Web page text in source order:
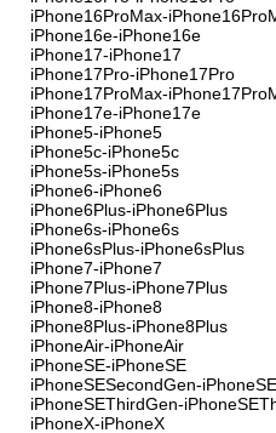
iPhone16ProMax-
iPhone16e-iPhone16e
iPhone17-iPhone17
iPhone17Pro-iPhone17Pro
iPhone17ProMax-
iPhone17e-iPhone17e
iPhone5-iPhone5
iPhone5c-iPhone5c
iPhone5s-iPhone5s
iPhone6-iPhone6
iPhone6Plus-iPhone6Plus
iPhone6s-iPhone6s
iPhone6sPlus-iPhone6sPlus
iPhone7-iPhone7
iPhone7Plus-iPhone7Plus
iPhone8-iPhone8
iPhone8Plus-iPhone8Plus
iPhoneAir-iPhoneAir
iPhoneSE-iPhoneSE
iPhoneSESecondGen-
iPhoneSEThirdGen-
iPhoneX-iPhoneX